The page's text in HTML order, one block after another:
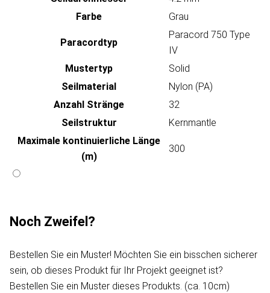
Farbe
Grau
Paracordtyp
Paracord 750 Type
IV
Mustertyp
Solid
Seilmaterial
Nylon (PA)
Anzahl Stränge
32
Seilstruktur
Kernmantle
Maximale kontinuierliche Länge
(m)
300
Noch Zweifel?
Bestellen Sie ein Muster! Möchten Sie ein bisschen sicherer
sein, ob dieses Produkt für Ihr Projekt geeignet ist?
Bestellen Sie ein Muster dieses Produkts. (ca. 10cm)